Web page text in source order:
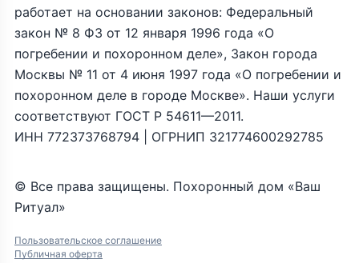
© Все права защищены. Похоронный дом «Ваш
Ритуал»
Пользовательское соглашение
Публичная оферта
работает на основании законов: Федеральный
закон № 8 ФЗ от 12 января 1996 года «О
погребении и похоронном деле», Закон города
Москвы № 11 от 4 июня 1997 года «О погребении и
похоронном деле в городе Москве». Наши услуги
соответствуют ГОСТ Р 54611—2011.
ИНН 772373768794 | ОГРНИП 321774600292785